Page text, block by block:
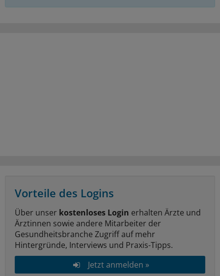
Vorteile des Logins
Über unser kostenloses Login erhalten Ärzte und
Ärztinnen sowie andere Mitarbeiter der
Gesundheitsbranche Zugriff auf mehr
Hintergründe, Interviews und Praxis-Tipps.
Jetzt anmelden »